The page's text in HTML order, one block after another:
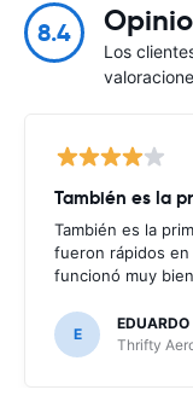
8.4
Los
También es la
También es la
fueron rápidos
funcionó muy
E
EDUARDO
Thrifty